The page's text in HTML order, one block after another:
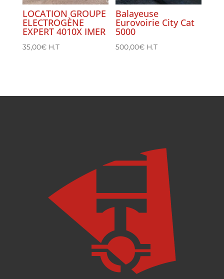
LOCATION GROUPE
ELECTROGÈNE
EXPERT 4010X IMER
35,00€ H.T
Balayeuse
Eurovoirie City Cat
5000
500,00€ H.T